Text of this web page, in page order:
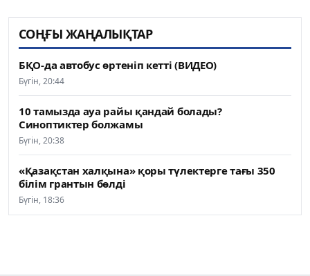
СОҢҒЫ ЖАҢАЛЫҚТАР
БҚО-да автобус өртеніп кетті (ВИДЕО)
Бүгін, 20:44
10 тамызда ауа райы қандай болады?
Синоптиктер болжамы
Бүгін, 20:38
«Қазақстан халқына» қоры түлектерге тағы 350
білім грантын бөлді
Бүгін, 18:36